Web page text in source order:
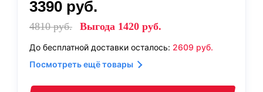
3390 руб.
4810руб. Выгода 1420 руб.
До бесплатной доставки осталось: 2609 руб.
Посмотреть ещё товары